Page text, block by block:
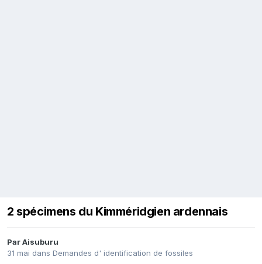
2 spécimens du Kimméridgien ardennais
ParAisuburu
31 mai dans Demandes d' identification de fossiles